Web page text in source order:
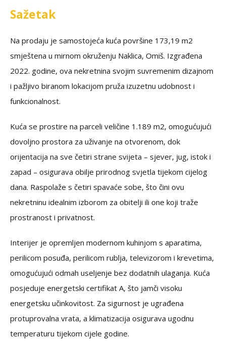
Sažetak
Na prodaju je samostojeća kuća površine 173,19 m2
smještena u mirnom okruženju Naklica, Omiš. Izgrađena
2022. godine, ova nekretnina svojim suvremenim dizajnom
i pažljivo biranom lokacijom pruža izuzetnu udobnost i
funkcionalnost.
Kuća se prostire na parceli veličine 1.189 m2, omogućujući
dovoljno prostora za uživanje na otvorenom, dok
orijentacija na sve četiri strane svijeta – sjever, jug, istok i
zapad – osigurava obilje prirodnog svjetla tijekom cijelog
dana. Raspolaže s četiri spavaće sobe, što čini ovu
nekretninu idealnim izborom za obitelji ili one koji traže
prostranost i privatnost.
Interijer je opremljen modernom kuhinjom s aparatima,
perilicom posuđa, perilicom rublja, televizorom i krevetima,
omogućujući odmah useljenje bez dodatnih ulaganja. Kuća
posjeduje energetski certifikat A, što jamči visoku
energetsku učinkovitost. Za sigurnost je ugrađena
protuprovalna vrata, a klimatizacija osigurava ugodnu
temperaturu tijekom cijele godine.